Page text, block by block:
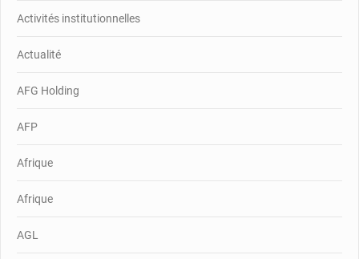
Activités institutionnelles
Actualité
AFG Holding
AFP
Afrique
Afrique
AGL